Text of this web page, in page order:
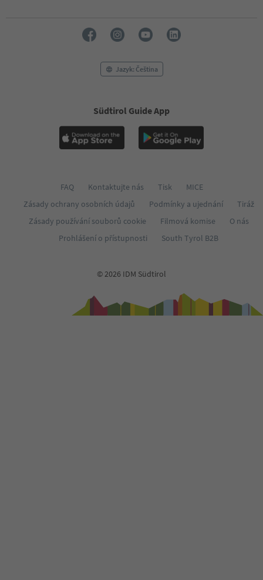
Jazyk: Čeština
Südtirol Guide App
FAQ Kontaktujte nás Tisk
MICE
Zásady ochrany osobních údajů
Podmínky a ujednání
Tiráž
Zásady používání souborů cookie
Filmová komise
O nás
Prohlášení o přístupnosti
South Tyrol B2B
© 2026 IDM Südtirol